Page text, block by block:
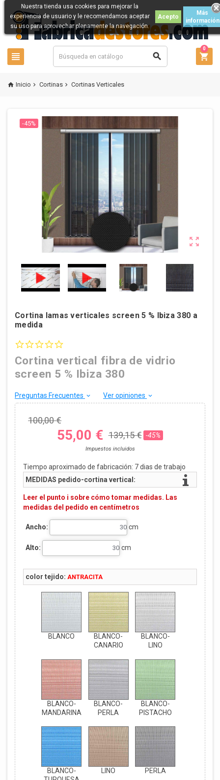
  
0
Nuestra tienda usa cookies para mejorar la
experiencia de usuario y le recomendamos aceptar
su uso para aprovechar plenamente la navegación.
Acepto
Más
información
 Inicio  Cortinas  Cortinas Verticales

-45%
Cortina lamas verticales screen 5 % Ibiza 380 a
medida
Cortina vertical fibra de vidrio
screen 5 % Ibiza 380
Preguntas Frecuentes keyboard_arrow_down Ver opiniones keyboard_arrow_down
100,00 €
55,00 € 139,15 € -45%
Impuestos incluidos
Tiempo aproximado de fabricación: 7dias de trabajo
MEDIDAS pedido-cortina vertical:
Leer el punto i sobre cómo tomar medidas. Las
medidas del pedido en centímetros
Ancho: cm
Alto: cm
color tejido: ANTRACITA
BLANCO
BLANCO-
CANARIO
BLANCO-
LINO
BLANCO-
MANDARINA
BLANCO-
PERLA
BLANCO-
PISTACHO
BLANCO-
LINO PERLA